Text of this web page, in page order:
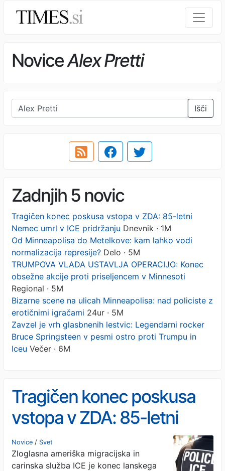
NoviceAlex Pretti
Išči
Zadnjih 5 novic
Tragičen konec poskusa vstopa v ZDA: 85-letni
Nemec umrl v ICE pridržanju Dnevnik · 1M
Od Minneapolisa do Metelkove: kam lahko vodi
normalizacija represije? Delo · 5M
TRUMPOVA VLADA USTAVLJA OPERACIJO: Konec
obsežne akcije proti priseljencem v Minnesoti
Regional · 5M
Bizarne scene na ulicah Minneapolisa: nad policiste z
erotičnimi igračami 24ur · 5M
Zavzel je vrh glasbnenih lestvic: Legendarni rocker
Bruce Springsteen v pesmi ostro proti Trumpu in
Iceu Večer · 6M
Tragičen konec poskusa
vstopa v ZDA: 85-letni
Nemec umrl v ICE
pridržanju
Novice / Svet
Zloglasna ameriška migracijska in
carinska služba ICE je konec lanskega